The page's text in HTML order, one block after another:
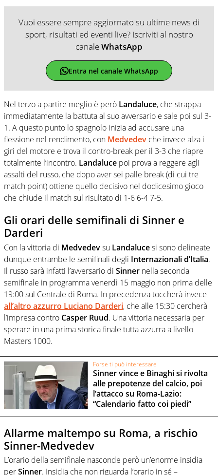
Vuoi essere sempre aggiornato su ultime news di
sport, risultati ed eventi live? Iscriviti al nostro
canaleWhatsApp
Entra nel canale WhatsApp
Nel terzo a partire meglio è però Landaluce, che strappa
immediatamente la battuta al suo avversario e sale poi sul 3-
1. A questo punto lo spagnolo inizia ad accusare una
flessione nel rendimento, con Medvedev che invece alza i
giri del motore e trova il contro-break per il 3-3 che riapre
totalmente l’incontro. Landaluce poi prova a reggere agli
assalti del russo, che dopo aver sei palle break (di cui tre
match point) ottiene quello decisivo nel dodicesimo gioco
che chiude il match sul risultato di 1-6 6-4 7-5.
Gli orari delle semifinali di Sinner e
Darderi
Con la vittoria di Medvedevsu Landalucesi sono delineate
dunque entrambe le semifinali degli Internazionali d’Italia.
Il russo sarà infatti l’avversario di Sinner nella seconda
semifinale in programma venerdì 15 maggio non prima delle
19:00 sul Centrale di Roma. In precedenza toccherà invece
all’altro azzurro Luciano Darderi, che alle 15:30 cercherà
l’impresa contro Casper Ruud. Una vittoria necessaria per
sperare in una prima storica finale tutta azzurra a livello
Masters 1000.
Forse ti può interessare
Sinner vince e Binaghi si rivolta
alle prepotenze del calcio, poi
l’attacco su Roma-Lazio:
“Calendario fatto coi piedi”
Allarme maltempo su Roma, a rischio
Sinner-Medvedev
L’orario della semifinale nasconde però un’enorme insidia
perSinner. Insidia che non riguarda l’orario in sé –